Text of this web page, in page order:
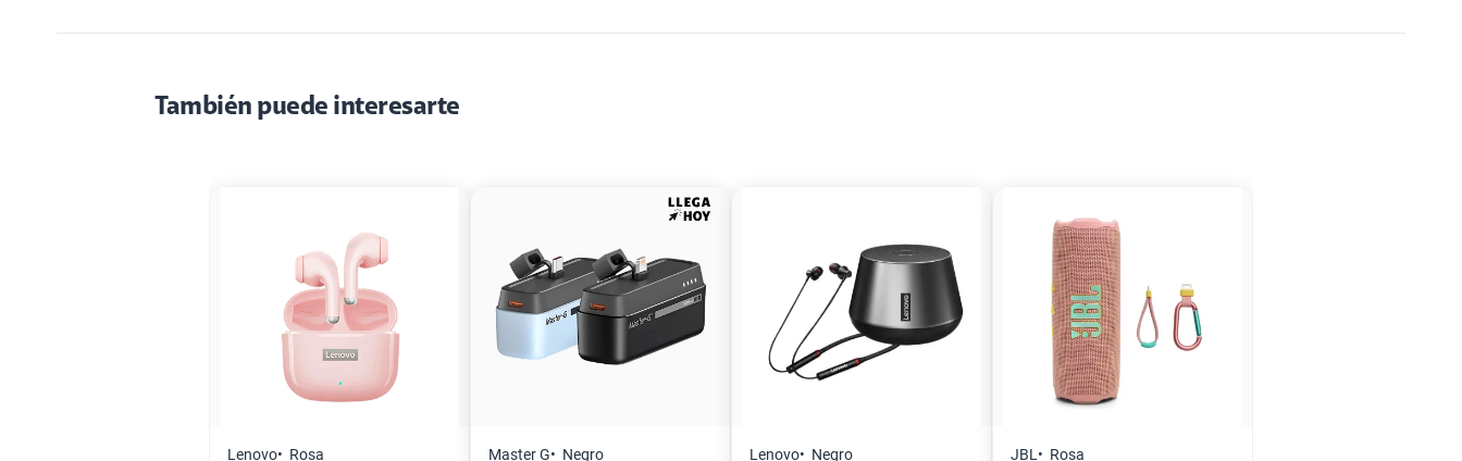
También puede interesarte
Lenovo Rosa Master G Negro Lenovo Negro JBL Rosa